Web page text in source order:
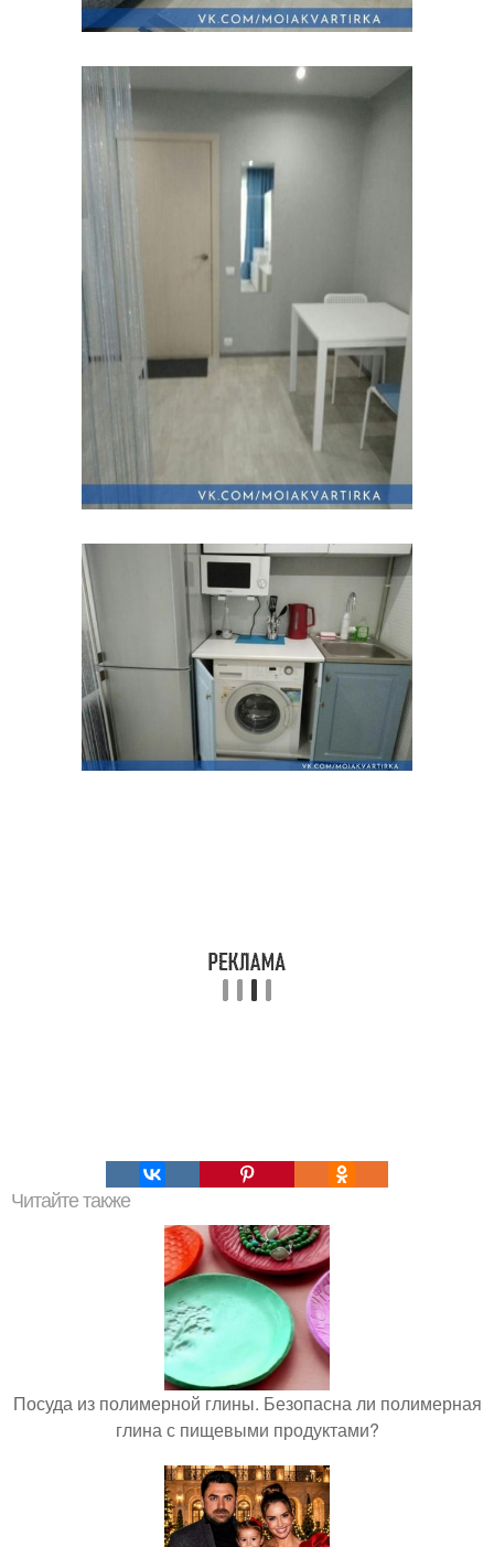
Читайте также
Посуда из полимерной глины. Безопасна ли полимерная
глина с пищевыми продуктами?